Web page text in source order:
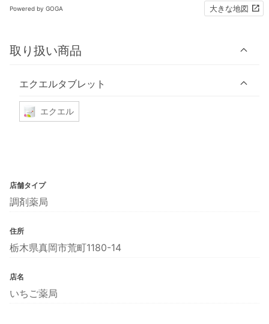
Powered by GOGA 大きな地図
取り扱い商品
エクエルタブレット
エクエル
店舗タイプ
調剤薬局
住所
栃木県真岡市荒町1180-14
店名
いちご薬局